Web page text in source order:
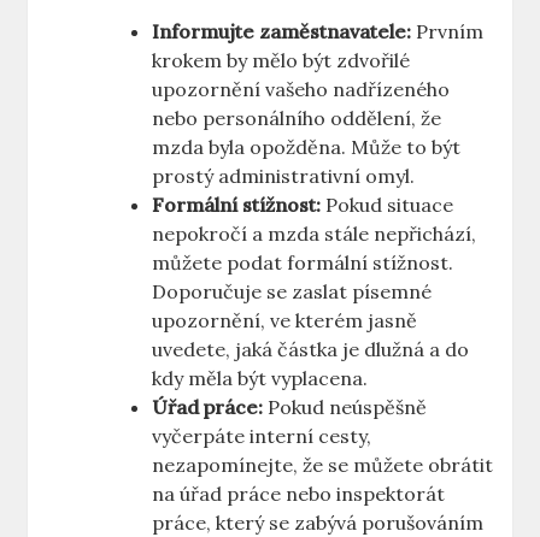
Informujte zaměstnavatele: Prvním
krokem by mělo být zdvořilé
upozornění vašeho nadřízeného
nebo personálního oddělení, že
mzda byla opožděna. Může to být
prostý administrativní omyl.
Formální stížnost: Pokud situace
nepokročí a mzda stále nepřichází,
můžete podat formální stížnost.
Doporučuje se zaslat písemné
upozornění, ve kterém jasně
uvedete, jaká částka je dlužná a do
kdy měla být vyplacena.
Úřad práce: Pokud neúspěšně
vyčerpáte interní cesty,
nezapomínejte, že se můžete obrátit
na úřad práce nebo inspektorát
práce, který se zabývá porušováním